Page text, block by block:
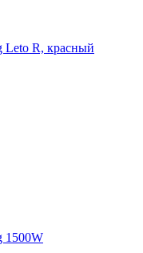
Leto R, красный
1500W